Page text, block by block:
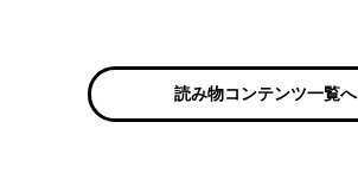
読み物コンテンツ一覧へ